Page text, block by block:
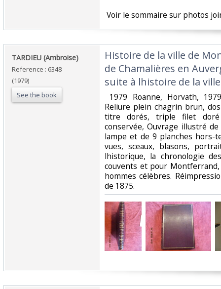
Voir le sommaire sur photos
‎TARDIEU (Ambroise)‎
Reference : 6348
(1979)
See the book
‎Histoire de la ville de
de Chamalières en
suite à lhistoire de la
1979 Roanne, Horvath,
Reliure plein chagrin brun,
titre dorés, triple filet
conservée, Ouvrage illustré
lampe et de 9 planches hors-
vues, sceaux, blasons,
lhistorique, la chronologie
couvents et pour
hommes célèbres.
de 1875. ‎